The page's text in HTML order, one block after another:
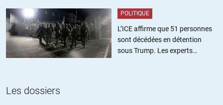
medmed 08.03.2019 à 22h40
On le droit d’appeler publiquement des citoyens a venir assister a son
procès ?
Les juges ne risquent t-ils pas de prendre ombrage contre cette
POLITIQUE
L’ICE affirme que 51 personnes
sont décédées en détention
sous Trump. Les experts
Les dossiers